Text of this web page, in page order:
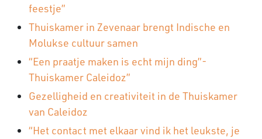
feestje”
Thuiskamer in Zevenaar brengt Indische en
Molukse cultuur samen
“Een praatje maken is echt mijn ding”-
Thuiskamer Caleidoz”
Gezelligheid en creativiteit in de Thuiskamer
van Caleidoz
“Het contact met elkaar vind ik het leukste, je